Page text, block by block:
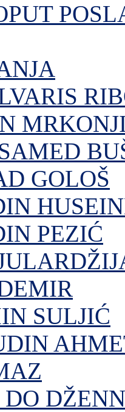
GOLOŠ
PEZIĆ
SULJIĆ
DO